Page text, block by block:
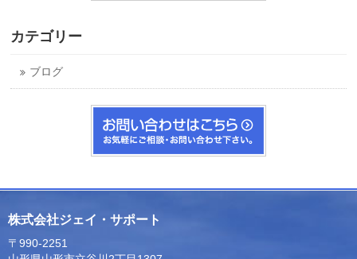
カテゴリー
ブログ
株式会社ジェイ・サポート
〒990-2251